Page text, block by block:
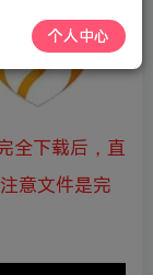
全下载后，直
意文件是完
个人中心